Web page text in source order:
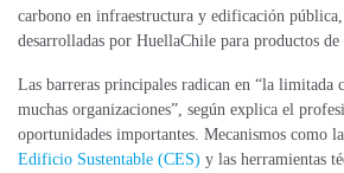
carbono en infraestructura y edificación
desarrolladas por HuellaChile para productos de
Las barreras principales radican en “la limitada
muchas organizaciones”, según explica el
oportunidades importantes. Mecanismos como la
Edificio Sustentable (CES) y las herramientas